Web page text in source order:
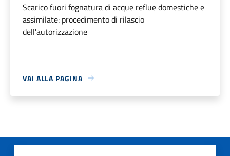
Scarico fuori fognatura di acque reflue domestiche e
assimilate: procedimento di rilascio
dell'autorizzazione
VAI ALLA PAGINA